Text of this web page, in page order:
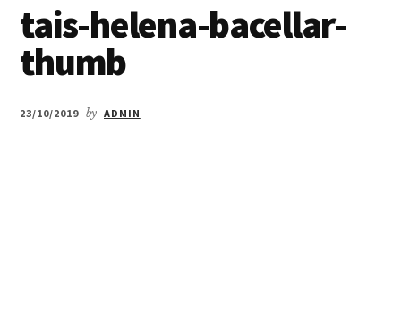
tais-helena-bacellar-
thumb
23/10/2019 by ADMIN